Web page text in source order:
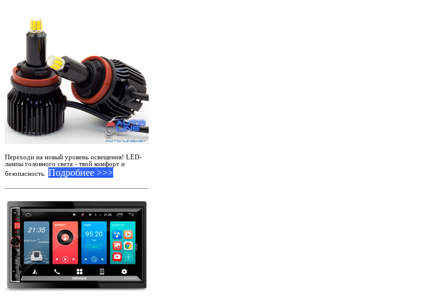
Переходи на новый уровень освещения! LED-
лампы головного света - твой комфорт и
безопасность.
Подробнее >>>